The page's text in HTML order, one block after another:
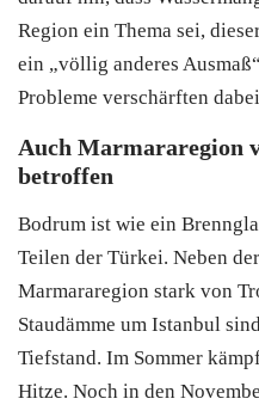
Region ein Thema sei,
ein „völlig anderes
Probleme verschärften
Auch Marmararegion
betroffen
Bodrum ist wie ein
Teilen der Türkei. Neben
Marmararegion stark von
Staudämme um Istanbul
Tiefstand. Im Sommer
Hitze. Noch in den